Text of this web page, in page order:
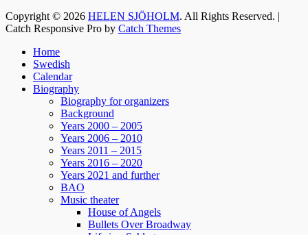
tidigare har vi behövt skratta som nu!!
Jacke, Sussie, Andreas & ett finfint band under
Boka biljetter via Ticketmaster.se. Välkomna! /
Helen
129 7 4
2 months ago
Fler biljetter släppta. Vi ses i Näsåker den 15
Copyright © 2026 HELEN SJÖHOLM. All Rights Reserved. |
Catch Responsive Pro by Catch Themes
Home
Swedish
Calendar
Biography
Biography for organizers
Background
Years 2000 – 2005
Years 2006 – 2010
Years 2011 – 2015
Years 2016 – 2020
Years 2021 and further
BAO
Music theater
House of Angels
Bullets Over Broadway